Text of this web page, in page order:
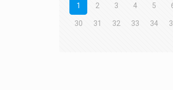
1 2 3 4 5
30 31 32 33 34